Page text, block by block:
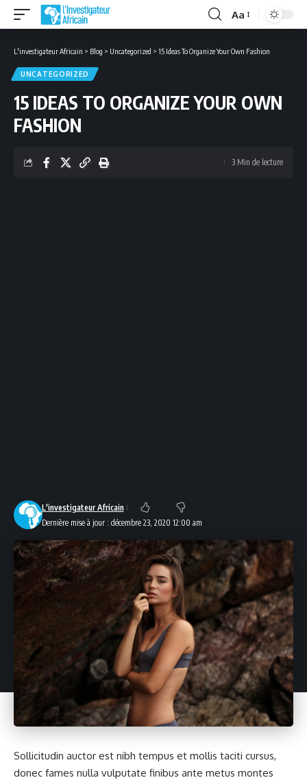
Font
Aa
L'investigateur Africain > Blog > Uncategorized > 15 Ideas To Organize Your Own Fashion
UNCATEGORIZED
15 IDEAS TO ORGANIZE YOUR OWN
FASHION
Dernière mise à jour : décembre 23, 2020 12:00 am
L'investigateur Africain
3 Min de lecture
Sollicitudin auctor est nibh tempus et mollis taciti cursus,
donec fames nulla vulputate finibus ante metus montes